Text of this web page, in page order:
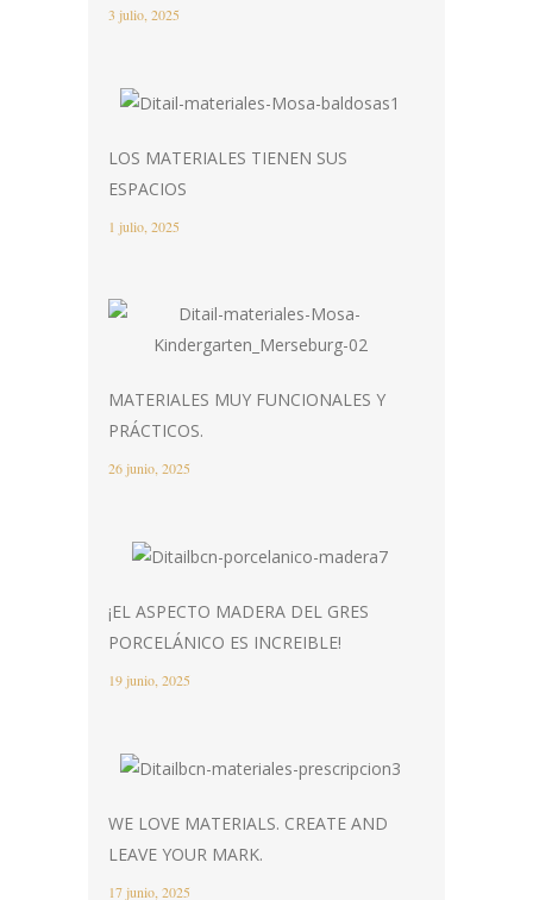
3 julio, 2025
LOS MATERIALES TIENEN SUS
ESPACIOS
1 julio, 2025
MATERIALES MUY FUNCIONALES Y
PRÁCTICOS.
26 junio, 2025
¡EL ASPECTO MADERA DEL GRES
PORCELÁNICO ES INCREIBLE!
19 junio, 2025
WE LOVE MATERIALS. CREATE AND
LEAVE YOUR MARK.
17 junio, 2025